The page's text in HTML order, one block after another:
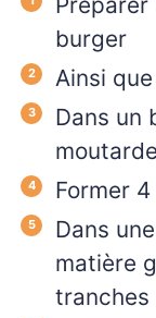
burger
Ainsi
Dans un
moutarde
Former
Dans
matière
tranches